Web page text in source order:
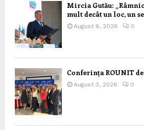
Mircia Gutău:
mult decât un loc, un
August 6, 2026 0
Conferința ROUNIT
August 3, 2026 0